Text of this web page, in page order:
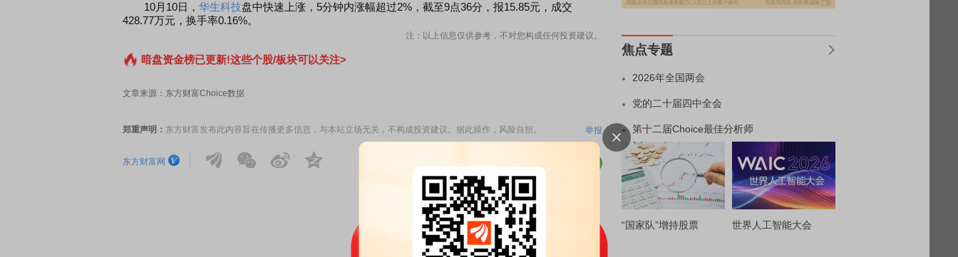
10月10日， 华生科技盘中快速上涨，5分钟内涨幅超过2%，截至9点36分，报15.85元，成交
428.77万元，换手率0.16%。
注：以上信息仅供参考，不对您构成任何投资建议。
暗盘资金榜已更新!这些个股/板块可以关注>
文章来源：东方财富Choice数据
郑重声明： 东方财富发布此内容旨在传播更多信息，与本站立场无关，不构成投资建议。据此操作，风险自担。 举报
东方财富网
焦点专题
2026年全国两会
党的二十届四中全会
第十二届Choice最佳分析师
“国家队”增持股票 世界人工智能大会